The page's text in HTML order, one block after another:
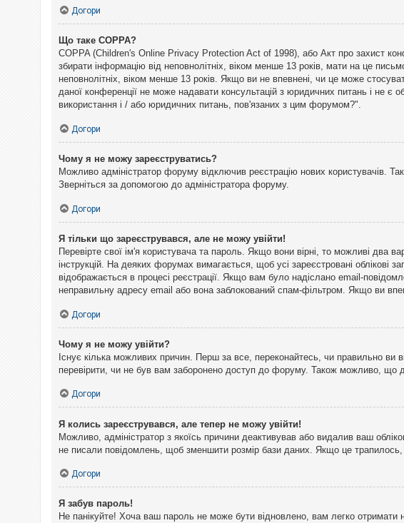
Догори
Що таке COPPA?
COPPA (Children's Online Privacy Protection Act of 1998), або Акт про захист
збирати інформацію від неповнолітніх, віком менше 13 років, мати на це
неповнолітніх, віком менше 13 років. Якщо ви не впевнені, чи це може
даної конференції не може надавати консультацій з юридичних питань і не є
використання і / або юридичних питань, пов'язаних з цим форумом?".
Догори
Чому я не можу зареєструватись?
Можливо адміністратор форуму відключив реєстрацію нових користувачів.
Зверніться за допомогою до адміністратора форуму.
Догори
Я тільки що зареєструвався, але не можу увійти!
Перевірте свої ім'я користувача та пароль. Якщо вони вірні, то можливі два
інструкцій. На деяких форумах вимагається, щоб усі зареєстровані облікові
відображається в процесі реєстрації. Якщо вам було надіслано email-
неправильну адресу email або вона заблокований спам-фільтром. Якщо ви
Догори
Чому я не можу увійти?
Існує кілька можливих причин. Перш за все, переконайтесь, чи правильно ви
перевірити, чи не був вам заборонено доступ до форуму. Також можливо, що
Догори
Я колись зареєструвався, але тепер не можу увійти!
Можливо, адміністратор з якоїсь причини деактивував або видалив ваш
не писали повідомлень, щоб зменшити розмір бази даних. Якщо це трапилось,
Догори
Я забув пароль!
Не панікуйте! Хоча ваш пароль не може бути відновлено, вам легко отримати